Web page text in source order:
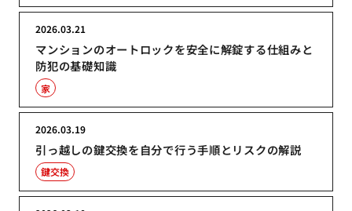
マンションのオートロックを安全に解錠する仕組みと
防犯の基礎知識
2026.03.21
家
引っ越しの鍵交換を自分で行う手順とリスクの解説
2026.03.19
鍵交換